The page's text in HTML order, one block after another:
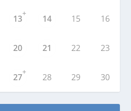
13
+
14 15 16
20 21 22 23
27
+
28 29 30